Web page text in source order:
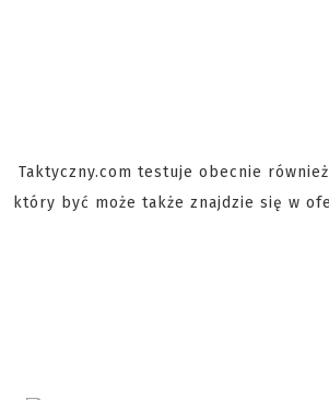
Taktyczny.com testuje obecnie
który być może także znajdzie się w